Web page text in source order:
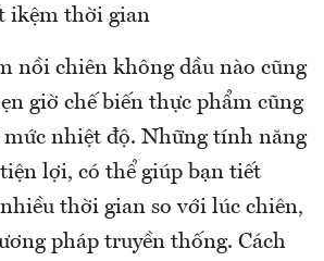
ikệm thời gian
nồi chiên không dầu nào cũng
giờ chế biến thực phẩm cũng
nhiệt độ. Những tính năng
lợi, có thể giúp bạn tiết
thời gian so với lúc chiên,
pháp truyền thống. Cách